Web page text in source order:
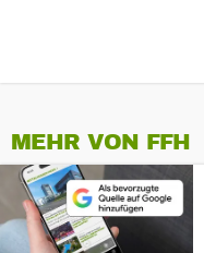
MEHR VON FFH